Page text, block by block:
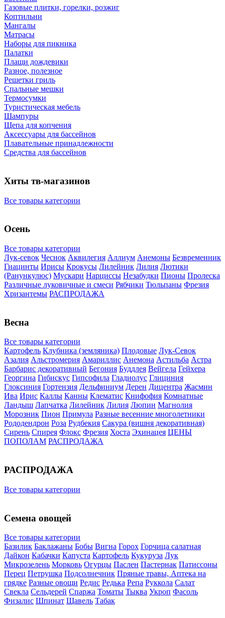
Газовые плитки, горелки, розжиг
Коптильни
Мангалы
Матрасы
Наборы для пикника
Палатки
Плащи дождевики
Разное, полезное
Решетки гриль
Спальные мешки
Термосумки
Туристическая мебель
Шампуры
Щепа для копчения
Аксессуары для бассейнов
Плавательные принадлежности
Средства для бассейнов
Хиты тв-магазинов
Все товары категории
Осень
Все товары категории
Лук-севок Чеснок Аквилегия Аллиум Анемоны Безвременник
Гиацинты Ирисы Крокусы Лилейник Лилия Лютики
(Ранункулюс) Мускари Нарцисcы Незабудки Пионы Пролеска
Различные луковичные и смеси Рябчики Тюльпаны Фрезия
Хризантемы РАСПРОДАЖА
Весна
Все товары категории
Картофель Клубника (земляника) Плодовые Лук-Севок
Азалия Альстромерия Амариллис Анемона Астильба Астра
Барбарис декоративный Бегония Буддлея Вейгела Гейхера
Георгина Гибискус Гипсофила Гладиолус Глициния
Глоксиния Гортензия Дельфиниум Дерен Дицентра Жасмин
Ива Ирис Каллы Канны Клематис Книфофия Комнатные
Ландыш Лапчатка Лилейник Лилия Люпин Магнолия
Морозник Пион Примула Разные весенние многолетники
Рододендрон Роза Рудбекия Сакура (вишня декоративная)
Сирень Спирея Флокс Фрезия Хоста Эхинацея ЦЕНЫ
ПОПОЛАМ РАСПРОДАЖА
РАСПРОДАЖА
Все товары категории
Семена овощей
Все товары категории
Базилик Баклажаны Бобы Вигна Горох Горчица салатная
Дайкон Кабачки Капуста Картофель Кукуруза Лук
Микрозелень Морковь Огурцы Паслен Пастернак Патиссоны
Перец Петрушка Подсолнечник Пряные травы, Аптека на
грядке Разные овощи Редис Редька Репа Руккола Салат
Свекла Сельдерей Спаржа Томаты Тыква Укроп Фасоль
Физалис Шпинат Щавель Табак